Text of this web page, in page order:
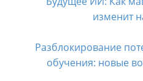
изменит
Разблокирование
обучения: новые